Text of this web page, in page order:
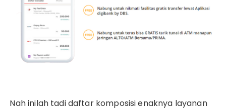
Nah inilah tadi daftar komposisi enaknya layanan